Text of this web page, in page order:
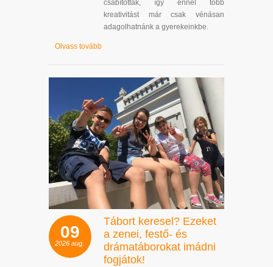
csábítottak, így ennél több
kreativitást már csak vénásan
adagolhatnánk a gyerekeinkbe.
Olvass tovább
09
2026 aug.
Tábort keresel? Ezeket
a zenei, festő- és
drámatáborokat imádni
fogjátok!